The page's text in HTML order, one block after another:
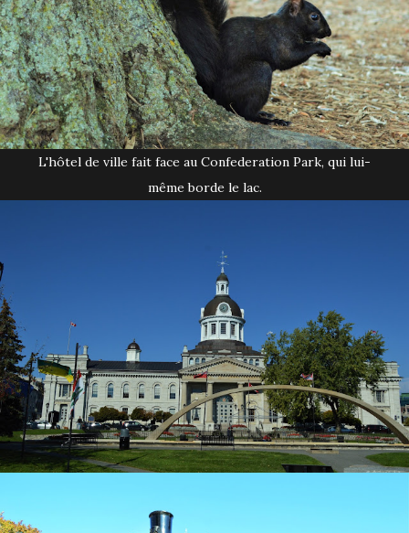
L'hôtel de ville fait face au Confederation Park, qui lui-
même borde le lac.